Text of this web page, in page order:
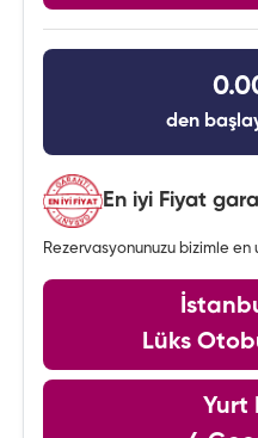
den
En iyi Fiyat
Rezervasyonunuzu bizimle
Lüks
Yurt